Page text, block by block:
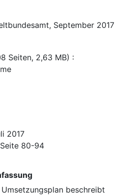
September 2017
Seiten, 2,63 MB) :
2017
80-94
beschreibt